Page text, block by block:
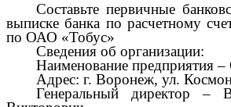
Составьте первичные
выписке банка по расчетному
по ОАО «Тобус»
Сведения об организации:
Наименование предприятия
Адрес: г. Воронеж, ул.
Генеральный директор –